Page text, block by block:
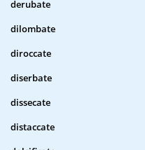
derubate
dilombate
diroccate
diserbate
dissecate
distaccate